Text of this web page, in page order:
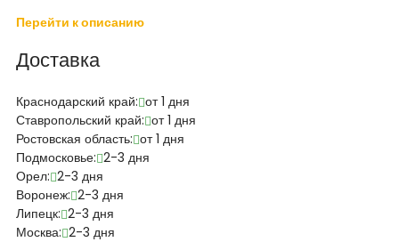
Перейти к описанию
Доставка
Краснодарский край: от 1 дня
Ставропольский край: от 1 дня
Ростовская область: от 1 дня
Подмосковье: 2-3 дня
Орел: 2-3 дня
Воронеж: 2-3 дня
Липецк: 2-3 дня
Москва: 2-3 дня